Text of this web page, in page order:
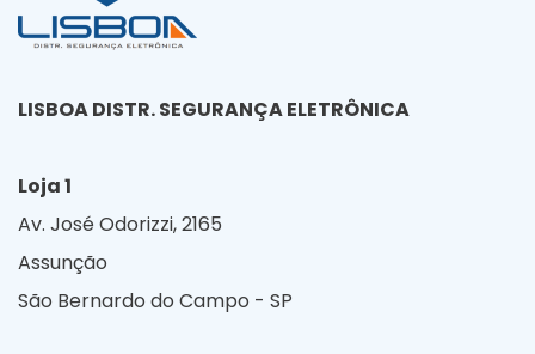
LISBOA DISTR. SEGURANÇA ELETRÔNICA
Loja 1
Av. José Odorizzi, 2165
Assunção
São Bernardo do Campo - SP